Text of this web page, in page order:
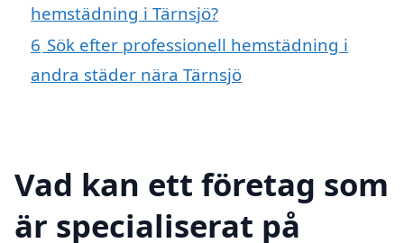
hemstädning i Tärnsjö?
6 Sök efter professionell hemstädning i
andra städer nära Tärnsjö
Vad kan ett företag som
är specialiserat på